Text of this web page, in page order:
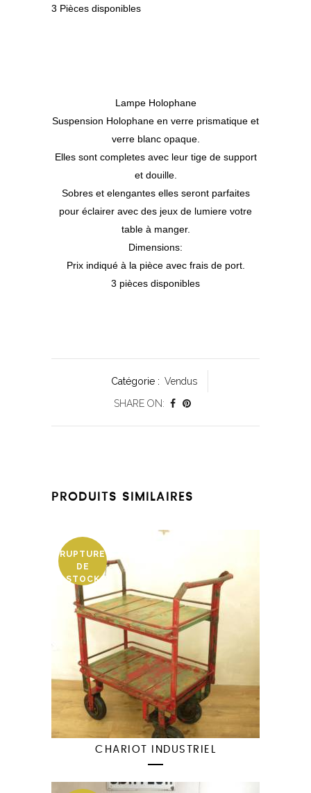
3 Pièces disponibles
Lampe Holophane
Suspension Holophane en verre prismatique et
verre blanc opaque.
Elles sont completes avec leur tige de support
et douille.
Sobres et elengantes elles seront parfaites
pour éclairer avec des jeux de lumiere votre
table à manger.
Dimensions:
Prix indiqué à la pièce avec frais de port.
3 pièces disponibles
Catégorie : Vendus
SHARE ON:
PRODUITS SIMILAIRES
RUPTURE
DE
STOCK
CHARIOT INDUSTRIEL